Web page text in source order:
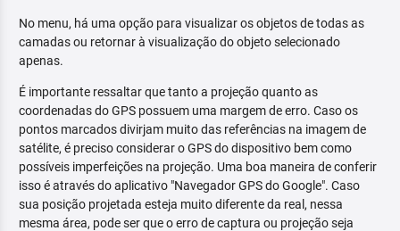
No menu, há uma opção para visualizar os objetos de todas as
camadas ou retornar à visualização do objeto selecionado
apenas.
É importante ressaltar que tanto a projeção quanto as
coordenadas do GPS possuem uma margem de erro. Caso os
pontos marcados divirjam muito das referências na imagem de
satélite, é preciso considerar o GPS do dispositivo bem como
possíveis imperfeições na projeção. Uma boa maneira de conferir
isso é através do aplicativo "Navegador GPS do Google". Caso
sua posição projetada esteja muito diferente da real, nessa
mesma área, pode ser que o erro de captura ou projeção seja